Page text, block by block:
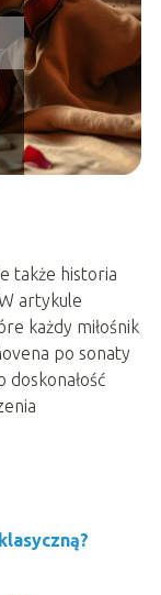
także historia
artykule
każdy miłośnik
po sonaty